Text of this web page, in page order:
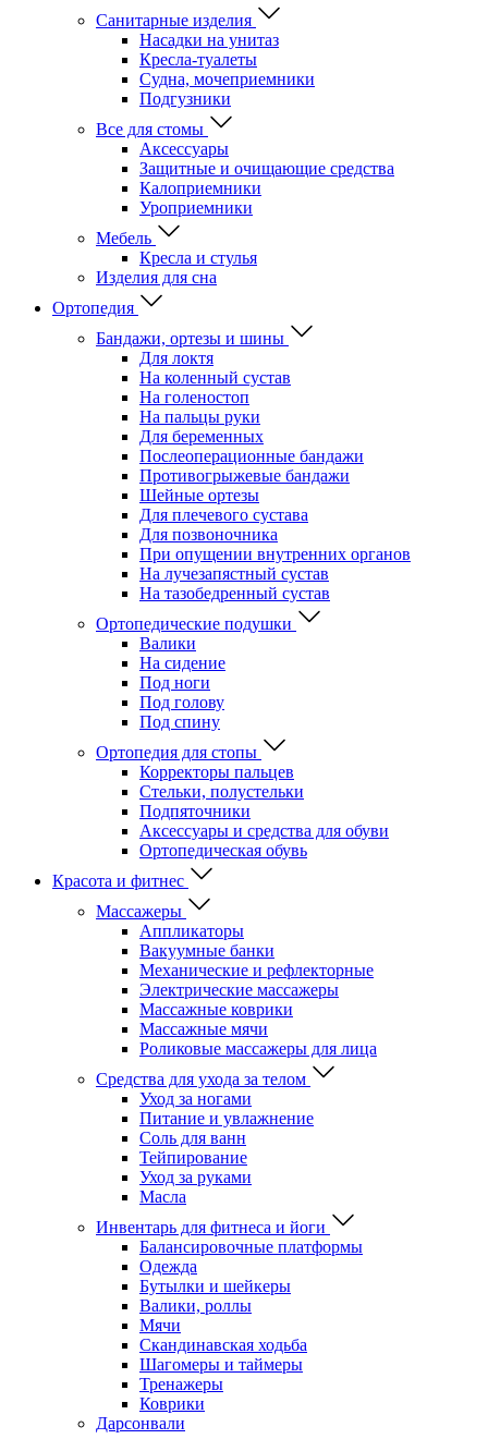
Санитарные изделия
Насадки на унитаз
Кресла-туалеты
Судна, мочеприемники
Подгузники
Все для стомы
Аксессуары
Защитные и очищающие средства
Калоприемники
Уроприемники
Мебель
Кресла и стулья
Изделия для сна
Ортопедия
Бандажи, ортезы и шины
Для локтя
На коленный сустав
На голеностоп
На пальцы руки
Для беременных
Послеоперационные бандажи
Противогрыжевые бандажи
Шейные ортезы
Для плечевого сустава
Для позвоночника
При опущении внутренних органов
На лучезапястный сустав
На тазобедренный сустав
Ортопедические подушки
Валики
На сидение
Под ноги
Под голову
Под спину
Ортопедия для стопы
Корректоры пальцев
Стельки, полустельки
Подпяточники
Аксессуары и средства для обуви
Ортопедическая обувь
Красота и фитнес
Массажеры
Аппликаторы
Вакуумные банки
Механические и рефлекторные
Электрические массажеры
Массажные коврики
Массажные мячи
Роликовые массажеры для лица
Средства для ухода за телом
Уход за ногами
Питание и увлажнение
Соль для ванн
Тейпирование
Уход за руками
Масла
Инвентарь для фитнеса и йоги
Балансировочные платформы
Одежда
Бутылки и шейкеры
Валики, роллы
Мячи
Скандинавская ходьба
Шагомеры и таймеры
Тренажеры
Коврики
Дарсонвали